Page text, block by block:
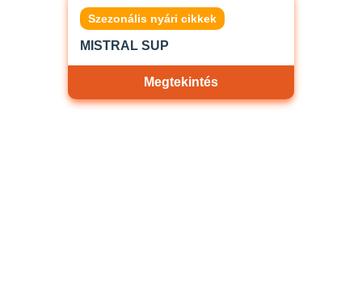
Szezonális nyári cikkek
MISTRAL SUP
Megtekintés